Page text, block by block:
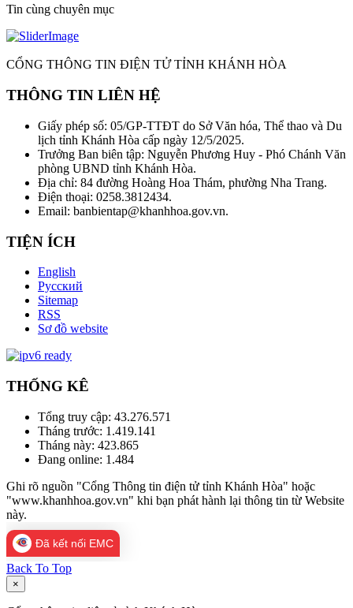
Tin cùng chuyên mục
CỔNG THÔNG TIN ĐIỆN TỬ TỈNH KHÁNH HÒA
THÔNG TIN LIÊN HỆ
Giấy phép số: 05/GP-TTĐT do Sở Văn hóa, Thể thao và Du
lịch tỉnh Khánh Hòa cấp ngày 12/5/2025.
Trưởng Ban biên tập: Nguyễn Phương Huy - Phó Chánh Văn
phòng UBND tỉnh Khánh Hòa.
Địa chỉ: 84 đường Hoàng Hoa Thám, phường Nha Trang.
Điện thoại: 0258.3812434.
Email: banbientap@khanhhoa.gov.vn.
TIỆN ÍCH
English
Русский
Sitemap
RSS
Sơ đồ website
THỐNG KÊ
Tổng truy cập: 43.276.571
Tháng trước: 1.419.141
Tháng này: 423.865
Đang online: 1.484
Ghi rõ nguồn "Cổng Thông tin điện tử tỉnh Khánh Hòa" hoặc
"www.khanhhoa.gov.vn" khi bạn phát hành lại thông tin từ Website
này.
Đã kết nối EMC
Back To Top
×